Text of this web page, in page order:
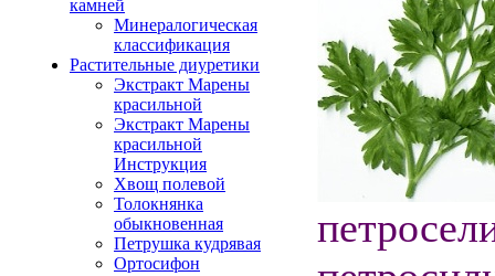
камней
Минералогическая
классификация
Растительные диуретики
Экстракт Марены
красильной
Экстракт Марены
красильной
Инструкция
Хвощ полевой
Толокнянка
обыкновенная
Петрушка кудрявая
Ортосифон